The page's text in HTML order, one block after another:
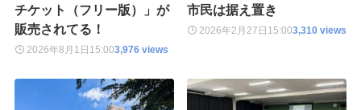
チケット（フリー版）」が
販売されてる！
2026年8月1日 15:003,976 views
市民は据え置き
2026年2月27日 15:003,310 views